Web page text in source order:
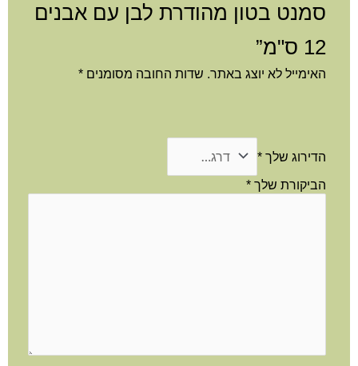
סמנט בטון מהודרת לבן עם אבנים
12 ס"מ”
האימייל לא יוצג באתר. שדות החובה מסומנים *
הדירוג שלך *
הביקורת שלך *